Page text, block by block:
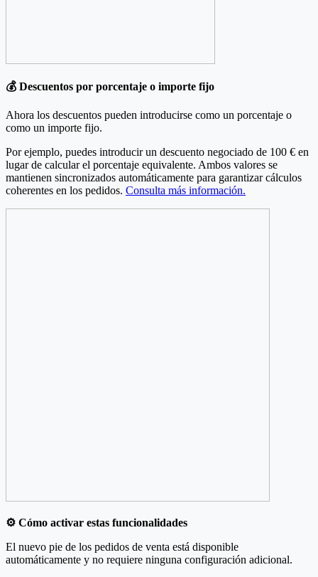
💰 Descuentos por porcentaje o importe fijo
Ahora los descuentos pueden introducirse como un porcentaje o
como un importe fijo.
Por ejemplo, puedes introducir un descuento negociado de 100 € en
lugar de calcular el porcentaje equivalente. Ambos valores se
mantienen sincronizados automáticamente para garantizar cálculos
coherentes en los pedidos. Consulta más información.
⚙️ Cómo activar estas funcionalidades
El nuevo pie de los pedidos de venta está disponible
automáticamente y no requiere ninguna configuración adicional.